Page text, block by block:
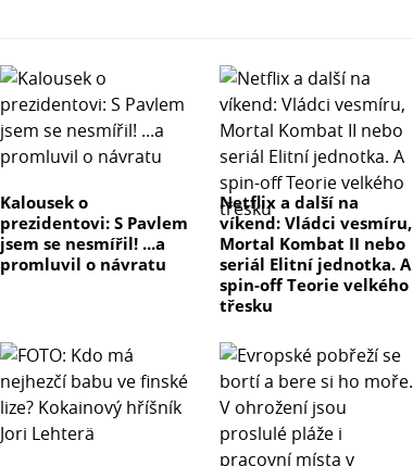
Kalousek o
prezidentovi: S Pavlem
jsem se nesmířil! ...a
promluvil o návratu
Netflix a další na
víkend: Vládci vesmíru,
Mortal Kombat II nebo
seriál Elitní jednotka. A
spin-off Teorie velkého
třesku